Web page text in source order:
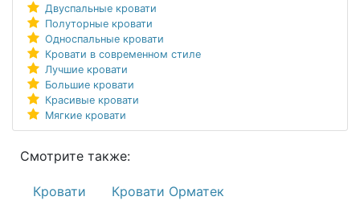
Двуспальные кровати
Полуторные кровати
Односпальные кровати
Кровати в современном стиле
Лучшие кровати
Большие кровати
Красивые кровати
Мягкие кровати
Смотрите также:
Кровати
Кровати Орматек